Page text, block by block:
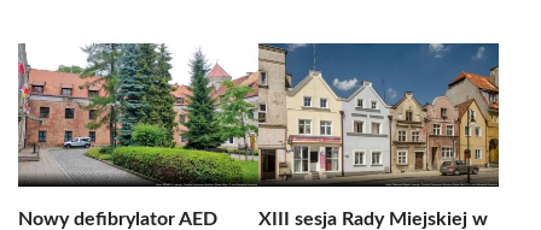
Nowy defibrylator AED
XIII sesja Rady Miejskiej w